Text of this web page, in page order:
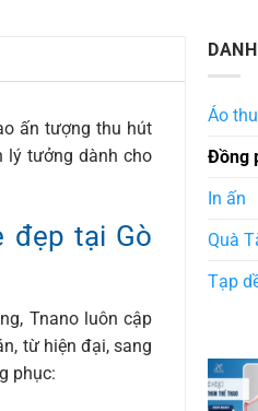
ấn tượng thu hút
lý tưởng dành cho
đẹp tại Gò
Tnano luôn cập
từ hiện đại, sang
phục:
Áo
Đồng
In ấn
Quà
Tạp